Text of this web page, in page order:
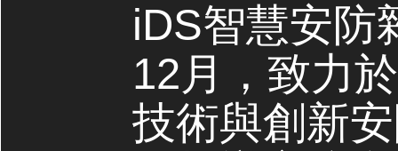
iDS智慧安防
12月，致力
技術與創新